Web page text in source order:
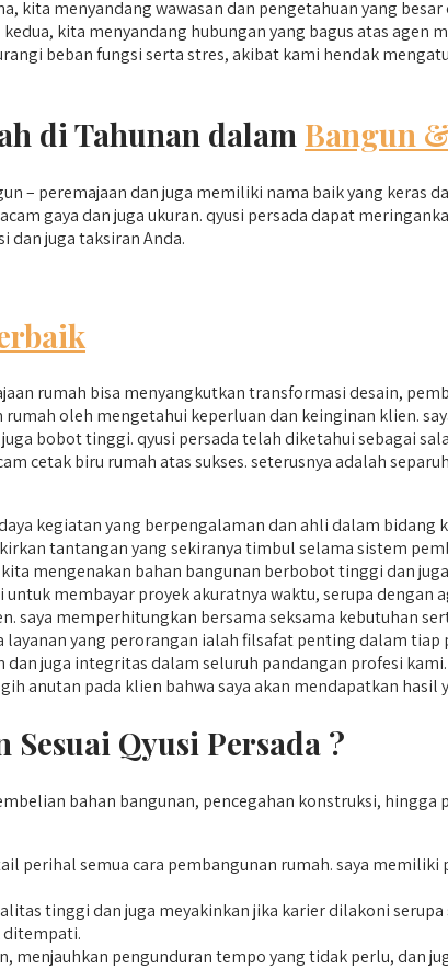
menyandang wawasan dan pengetahuan yang
kita menyandang hubungan yang bagus atas agen
beban fungsi serta stres, akibat kami hendak
di Tahunan dalam Bangun
– peremajaan dan juga memiliki nama baik yang keras
gaya dan juga ukuran. qyusi persada dapat
dan juga taksiran Anda.
rumah bisa menyangkutkan transformasi desain,
oleh mengetahui keperluan dan keinginan klien.
bobot tinggi. qyusi persada telah diketahui sebagai
biru rumah atas sukses. seterusnya adalah
kegiatan yang berpengalaman dan ahli dalam bidang
tantangan yang sekiranya timbul selama sistem
mengenakan bahan bangunan berbobot tinggi dan
membayar proyek akuratnya waktu, serupa dengan
saya memperhitungkan bersama seksama kebutuhan
yang perorangan ialah filsafat penting dalam tiap
juga integritas dalam seluruh pandangan profesi
pada klien bahwa saya akan mendapatkan hasil
Qyusi Persada ?
bahan bangunan, pencegahan konstruksi, hingga
perihal semua cara pembangunan rumah. saya
tinggi dan juga meyakinkan jika karier dilakoni
ditempati.
menjauhkan pengunduran tempo yang tidak perlu, dan